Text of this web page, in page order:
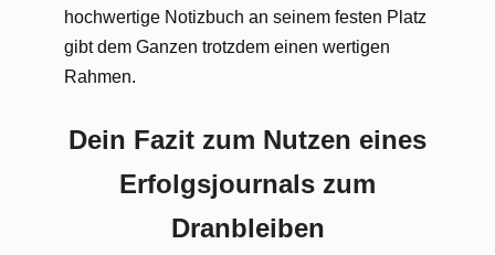
hochwertige Notizbuch an seinem festen Platz
gibt dem Ganzen trotzdem einen wertigen
Rahmen.
Dein Fazit zum Nutzen eines
Erfolgsjournals zum
Dranbleiben